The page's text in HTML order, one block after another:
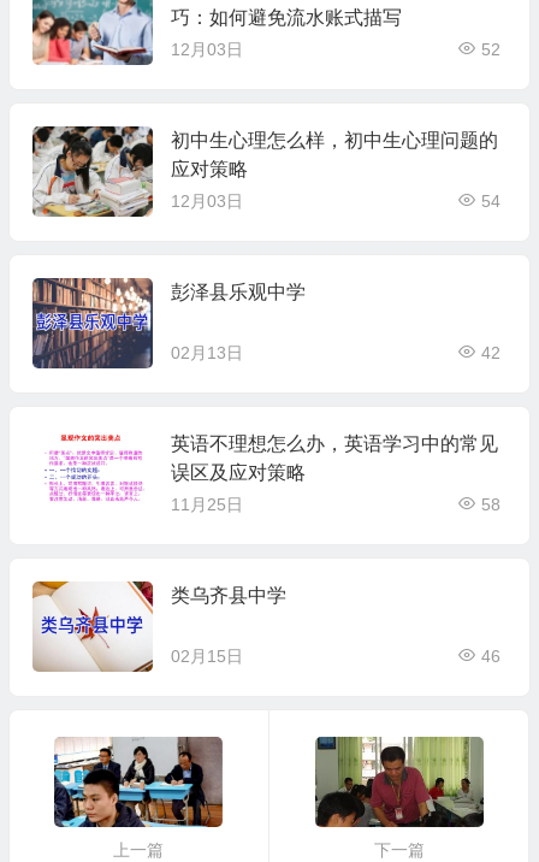
巧：如何避免流水账式描写
12月03日 52
初中生心理怎么样，初中生心理问题的
应对策略
12月03日 54
彭泽县乐观中学
02月13日 42
英语不理想怎么办，英语学习中的常见
误区及应对策略
11月25日 58
类乌齐县中学
02月15日 46
上一篇
下一篇